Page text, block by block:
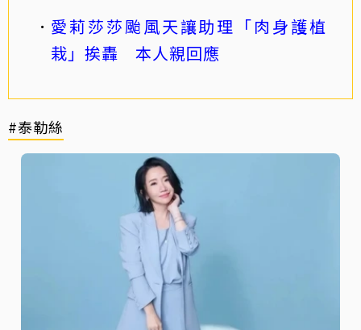
愛莉莎莎颱風天讓助理「肉身護植
栽」挨轟 本人親回應
#泰勒絲